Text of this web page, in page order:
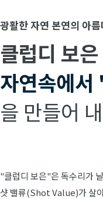
광활한 자연 본연의 아
클럽디 보은
자연속에서
을 만들어
"클럽디 보은"은 독수리가
샷 밸류(Shot Value)가 살